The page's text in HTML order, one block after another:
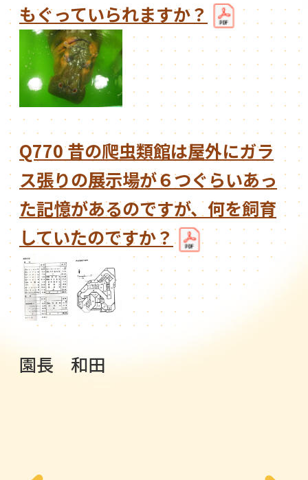
もぐっていられますか？
Q770 昔の爬虫類館は屋外にガラ
ス張りの展示場が６つぐらいあっ
た記憶があるのですが、何を飼育
していたのですか？
園長 和田